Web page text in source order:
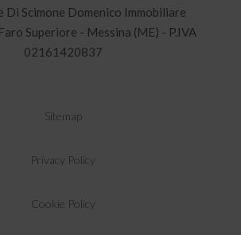
Di Scimone Domenico Immobiliare
Superiore - Messina (ME) - P.IVA
02161420837
Sitemap
Privacy Policy
Cookie Policy